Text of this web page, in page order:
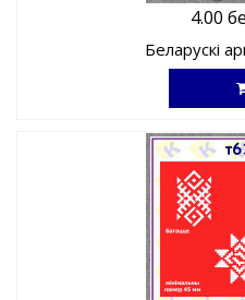
4.00
Беларускі